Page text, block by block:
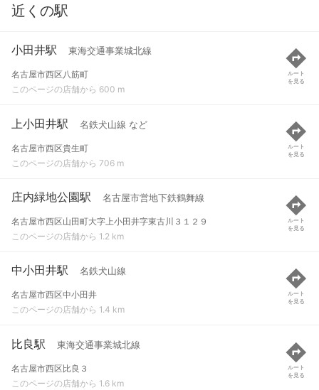
近くの駅
小田井駅 東海交通事業城北線
名古屋市西区八筋町
このページの店舗から 600 m
ルート
を見る
上小田井駅 名鉄犬山線 など
名古屋市西区貴生町
このページの店舗から 706 m
ルート
を見る
庄内緑地公園駅 名古屋市営地下鉄鶴舞線
名古屋市西区山田町大字上小田井字東古川３１２９
このページの店舗から 1.2 km
ルート
を見る
中小田井駅 名鉄犬山線
名古屋市西区中小田井
このページの店舗から 1.4 km
ルート
を見る
比良駅 東海交通事業城北線
名古屋市西区比良３
このページの店舗から 1.6 km
ルート
を見る